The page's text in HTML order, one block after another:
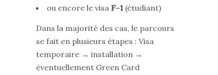
ou encore le visa F-1 (étudiant)
Dans la majorité des cas, le parcours
se fait en plusieurs étapes : Visa
temporaire → installation →
éventuellement Green Card